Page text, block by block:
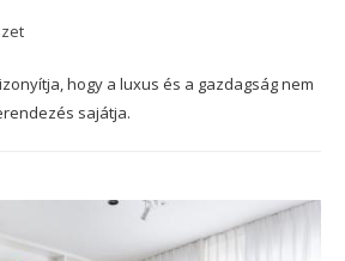
hogy a luxus és a gazdagság nem
sajátja.